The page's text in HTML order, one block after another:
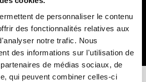
de personnaliser le contenu
des fonctionnalités relatives aux
notre trafic. Nous
des informations sur l'utilisation de
de médias sociaux, de
qui peuvent combiner celles-ci
J-Seb